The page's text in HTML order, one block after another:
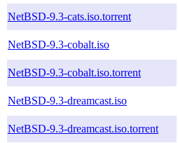
NetBSD-9.3-cats.iso.torrent
NetBSD-9.3-cobalt.iso
NetBSD-9.3-cobalt.iso.torrent
NetBSD-9.3-dreamcast.iso
NetBSD-9.3-dreamcast.iso.torrent